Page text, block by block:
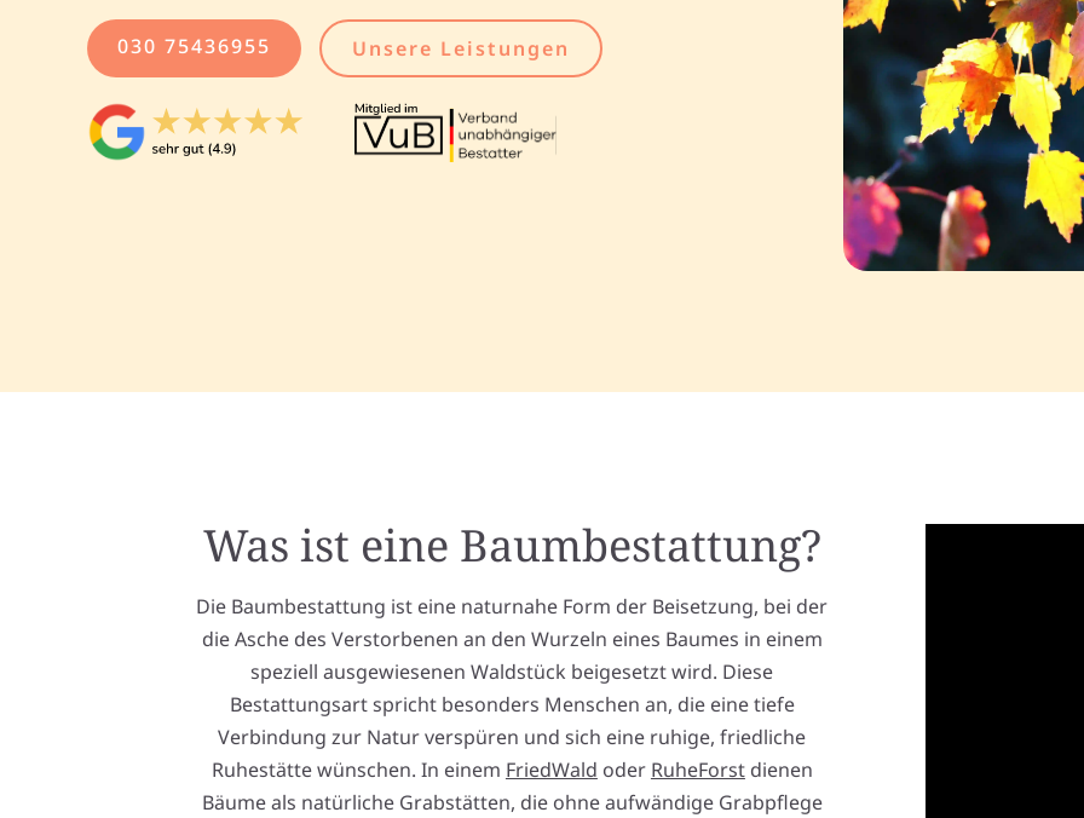
030 75436955 Unsere Leistungen
Was ist eine Baumbestattung?
Die Baumbestattung ist eine naturnahe Form der Beisetzung, bei der
die Asche des Verstorbenen an den Wurzeln eines Baumes in einem
speziell ausgewiesenen Waldstück beigesetzt wird. Diese
Bestattungsart spricht besonders Menschen an, die eine tiefe
Verbindung zur Natur verspüren und sich eine ruhige, friedliche
Ruhestätte wünschen. In einem FriedWald oder RuheForstdienen
Bäume als natürliche Grabstätten, die ohne aufwändige Grabpflege